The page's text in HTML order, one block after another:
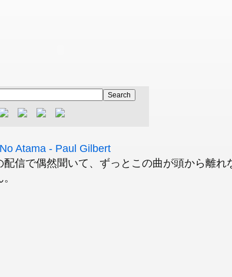
Atama - Paul Gilbert
配信で偶然聞いて、ずっとこの曲が頭から離れ